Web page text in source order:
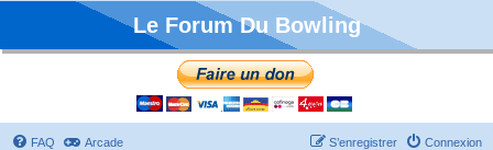
Le Forum Du Bowling
FAQ Arcade Connexion
S’enregistrer